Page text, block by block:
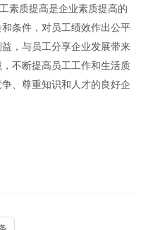
素质提高是企业素质提高的
条件，对员工绩效作出公平
，与员工分享企业发展带来
不断提高员工工作和生活质
、尊重知识和人才的良好企